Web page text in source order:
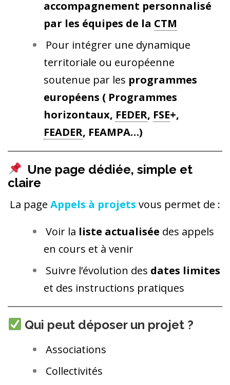
accompagnement personnalisé
par les équipes de la CTM
Pour intégrer une dynamique
territoriale ou européenne
soutenue par les programmes
européens ( Programmes
horizontaux, FEDER, FSE+,
FEADER, FEAMPA…)
Une page dédiée, simple et
claire
La page Appels à projets vous permet de :
Voir la liste actualisée des appels
en cours et à venir
Suivre l’évolution des dates limites
et des instructions pratiques
Qui peut déposer un projet ?
Associations
Collectivités